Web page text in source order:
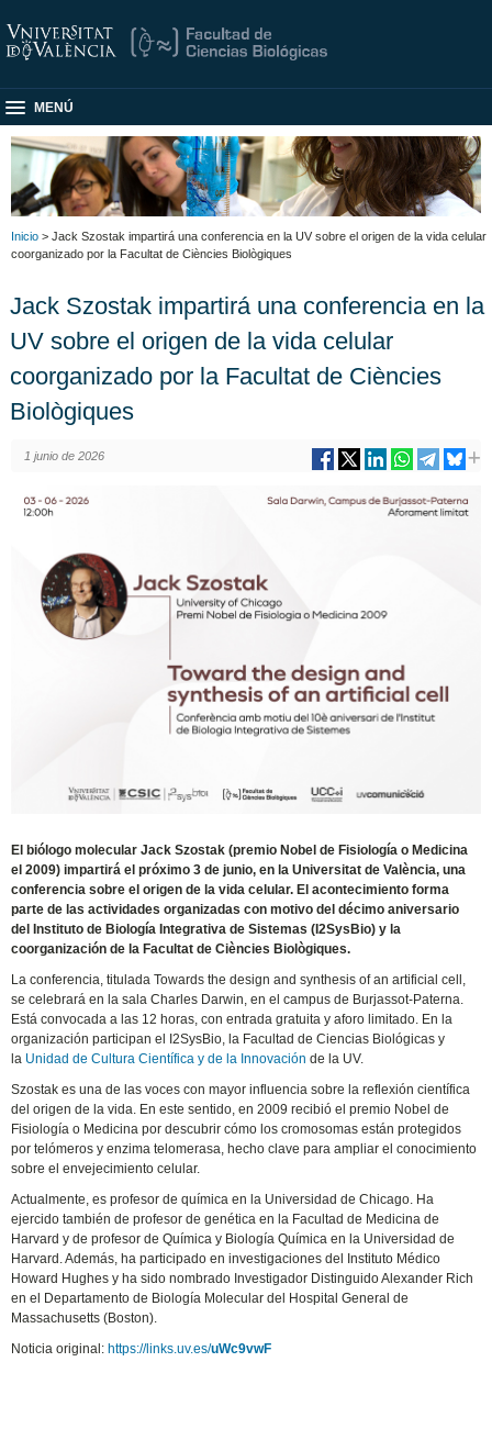
MENÚ
Inicio > Jack Szostak impartirá una conferencia en la UV sobre el origen de la vida celular
coorganizado por la Facultat de Ciències Biològiques
Jack Szostak impartirá una conferencia en la
UV sobre el origen de la vida celular
coorganizado por la Facultat de Ciències
Biològiques
1 junio de 2026
El biólogo molecular Jack Szostak (premio Nobel de Fisiología o Medicina
el 2009) impartirá el próximo 3 de junio, en la Universitat de València, una
conferencia sobre el origen de la vida celular. El acontecimiento forma
parte de las actividades organizadas con motivo del décimo aniversario
del Instituto de Biología Integrativa de Sistemas (I2SysBio) y la
coorganización de la Facultat de Ciències Biològiques.
La conferencia, titulada Towards the design and synthesis of an artificial cell,
se celebrará en la sala Charles Darwin, en el campus de Burjassot-Paterna.
Está convocada a las 12 horas, con entrada gratuita y aforo limitado. En la
organización participan el I2SysBio, la Facultad de Ciencias Biológicas y
la Unidad de Cultura Científica y de la Innovación de la UV.
Szostak es una de las voces con mayor influencia sobre la reflexión científica
del origen de la vida. En este sentido, en 2009 recibió el premio Nobel de
Fisiología o Medicina por descubrir cómo los cromosomas están protegidos
por telómeros y enzima telomerasa, hecho clave para ampliar el conocimiento
sobre el envejecimiento celular.
Actualmente, es profesor de química en la Universidad de Chicago. Ha
ejercido también de profesor de genética en la Facultad de Medicina de
Harvard y de profesor de Química y Biología Química en la Universidad de
Harvard. Además, ha participado en investigaciones del Instituto Médico
Howard Hughes y ha sido nombrado Investigador Distinguido Alexander Rich
en el Departamento de Biología Molecular del Hospital General de
Massachusetts (Boston).
Noticia original: https://links.uv.es/uWc9vwF